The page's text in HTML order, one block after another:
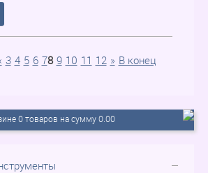
3 4 5 6 78 9 10 11 12 » В конец
0 товаров на сумму 0.00